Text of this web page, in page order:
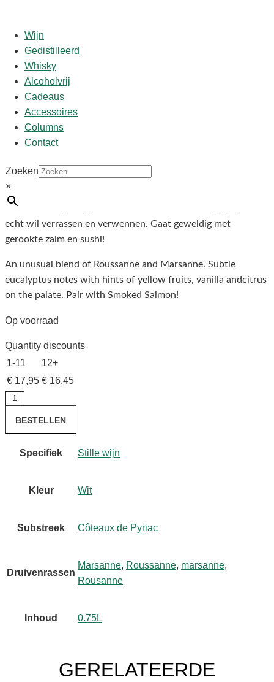
Wijn
Gedistilleerd
Whisky
Alcoholvrij
Cadeaus
Accessoires
Columns
Contact
Zoeken
×
Start/shop
Domaine d’Albas blanc 21
17,95
Ongebruikelijke Rhone Blend van 75% Rousanne 25%
WIJN! Eucalyptus, geel fruit vanille en citrus. Als je je gasten
echt wil verrassen en verwennen. Gaat geweldig met
gerookte zalm en sushi!
An unusual blend of Roussanne and Marsanne. Subtle
eucalyptus notes with hints of yellow fruits, vanilla andcitrus
on the palate. Pair with Smoked Salmon!
Op voorraad
Quantity discounts
1-11
12+
€ 17,95 € 16,45
Domaine
aantal
BESTELLEN
Specifiek Stille wijn
Kleur Wit
Substreek Côteaux de Pyriac
Druivenrassen
Marsanne, Roussanne, marsanne,
Rousanne
Inhoud 0.75L
GERELATEERDE